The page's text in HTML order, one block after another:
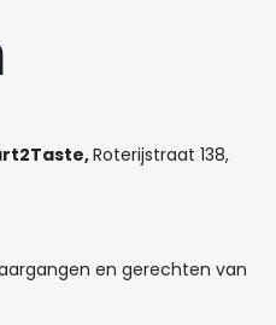
Roterijstraat 138,
en gerechten van